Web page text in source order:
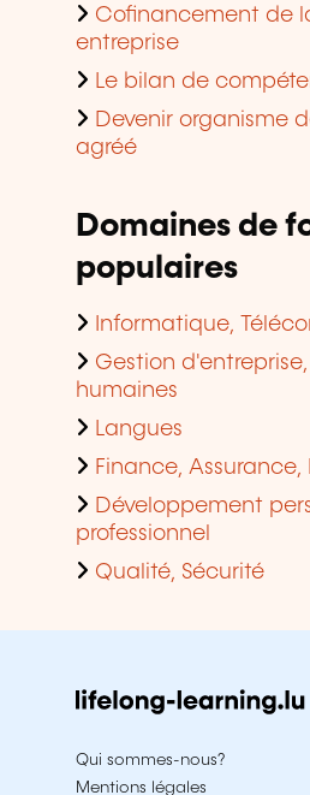
Cofinancement de
entreprise
Le bilan de
Devenir organisme
agréé
Domaines de
populaires
Informatique,
Gestion d'entreprise,
humaines
Langues
Finance, Assurance,
Développement
professionnel
Qualité, Sécurité
Qui sommes-nous?
Mentions légales